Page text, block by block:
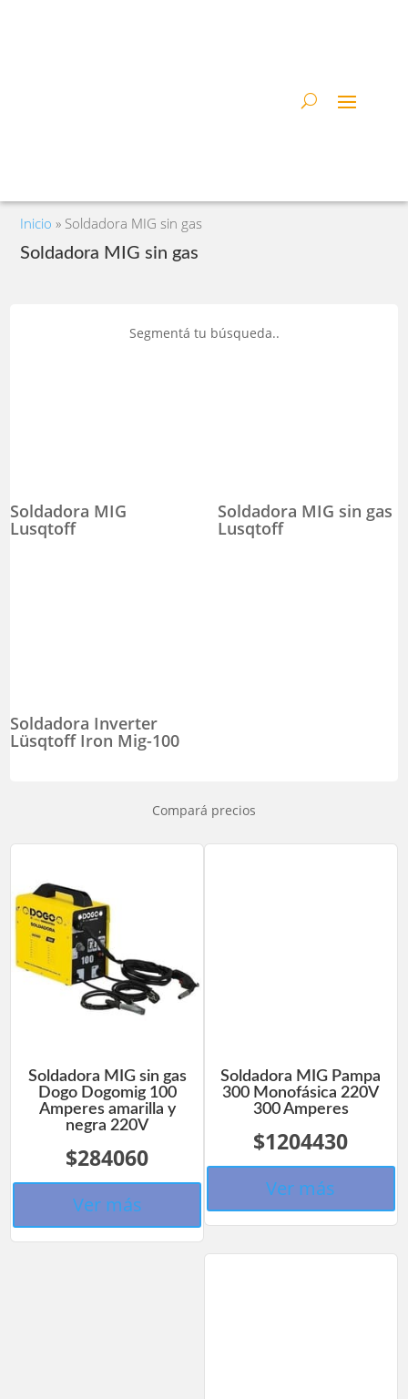
Inicio » Soldadora MIG sin gas
Soldadora MIG sin gas
Segmentá tu búsqueda..
Soldadora MIG
Lusqtoff
Soldadora MIG sin gas
Lusqtoff
Soldadora Inverter
Lüsqtoff Iron Mig-100
Compará precios
Soldadora MIG sin gas
Dogo Dogomig 100
Amperes amarilla y
negra 220V
$284060
Ver más
Soldadora MIG Pampa
300 Monofásica 220V
300 Amperes
$1204430
Ver más